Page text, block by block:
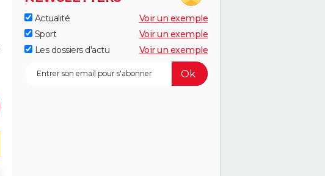
Actualité
Voir un exemple
Sport
Voir un exemple
Les dossiers d'actu
Voir un exemple